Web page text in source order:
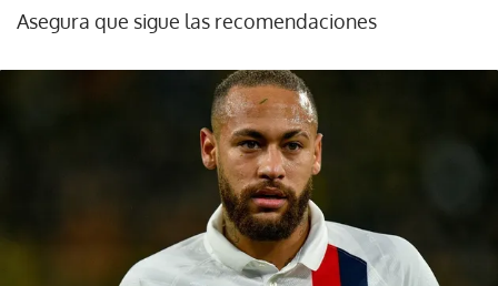
Asegura que sigue las recomendaciones